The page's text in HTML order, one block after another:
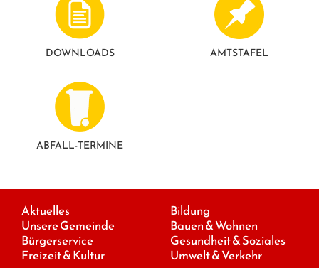
DOWNLOADS AMTSTAFEL
ABFALL-TERMINE
Aktuelles
Unsere Gemeinde
Bürgerservice
Freizeit & Kultur
Bildung
Bauen & Wohnen
Gesundheit & Soziales
Umwelt & Verkehr